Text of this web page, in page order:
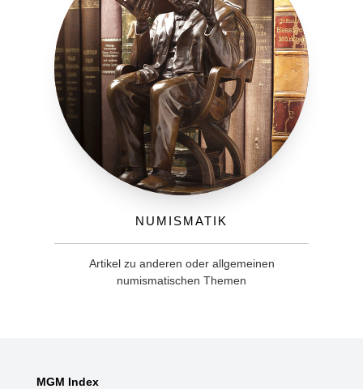
Numismatik
Artikel zu anderen oder allgemeinen
numismatischen Themen
MGM Index